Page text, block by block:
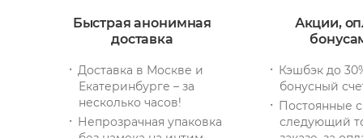
Быстрая анонимная
доставка
Доставка в Москве и
Екатеринбурге – за
несколько часов!
Непрозрачная упаковка
Акции,
Кэшбэк до
бонусный
Постоянные
следующий